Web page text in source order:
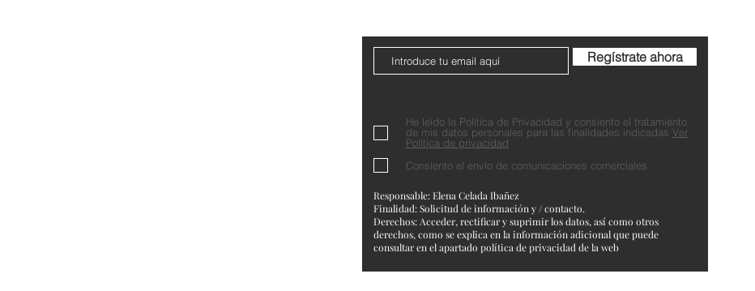
Regístrate ahora
He leído la Política de Privacidad y consiento el tratamiento
de mis datos personales para las finalidades indicadas Ver
Política de privacidad
Consiento el envío de comunicaciones comerciales
Responsable: Elena Celada Ibañez
Finalidad: Solicitud de información y / contacto.
Derechos: Acceder, rectificar y suprimir los datos, así como otros
derechos, como se explica en la información adicional que puede
consultar en el apartado política de privacidad de la web